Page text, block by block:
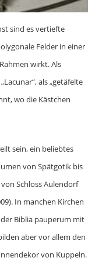
sind es vertiefte
Felder in einer
wirkt. Als
als „getäfelte
wo die Kästchen
sein, ein beliebtes
von Spätgotik bis
Schloss Aulendorf
In manchen Kirchen
Biblia pauperum mit
aber vor allem den
von Kuppeln.